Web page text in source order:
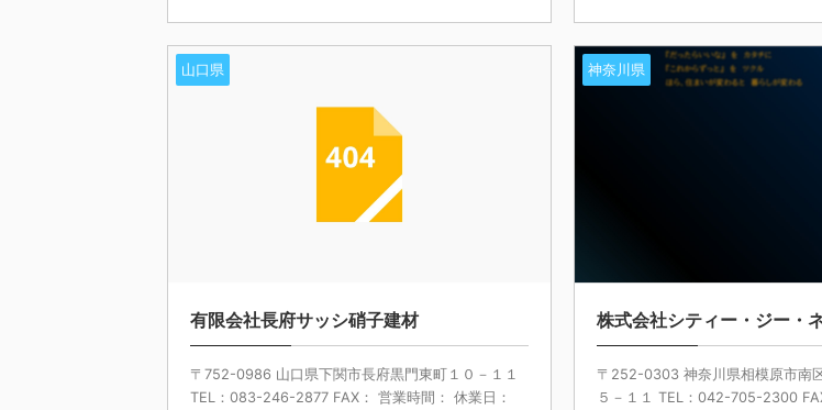
山口県
有限会社長府サッシ硝子建材
〒752-0986 山口県下関市長府黒門東町１０－１１
TEL：083-246-2877 FAX： 営業時間： 休業日：
神奈川県
株式会社シティー・ジー・
〒252-0303 神奈川県相模原市南
５－１１ TEL：042-705-2300